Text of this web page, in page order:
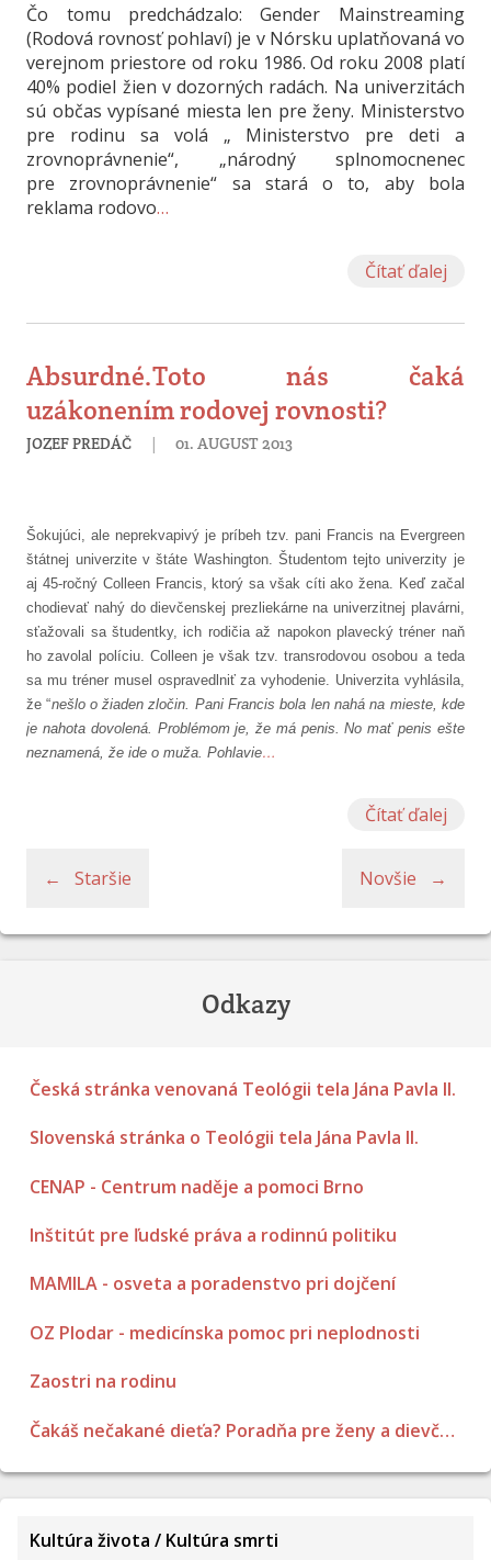
Čo tomu predchádzalo: Gender Mainstreaming
(Rodová rovnosť pohlaví) je v Nórsku uplatňovaná vo
verejnom priestore od roku 1986. Od roku 2008 platí
40% podiel žien v dozorných radách. Na univerzitách
sú občas vypísané miesta len pre ženy. Ministerstvo
pre rodinu sa volá „ Ministerstvo pre deti a
zrovnoprávnenie“, „národný splnomocnenec
pre zrovnoprávnenie“ sa stará o to, aby bola
reklama rodovo…
Čítať ďalej
Absurdné.Toto nás čaká
uzákonením rodovej rovnosti?
JOZEF PREDÁČ |01. AUGUST 2013
Šokujúci, ale neprekvapivý je príbeh tzv. pani Francis na Evergreen
štátnej univerzite v štáte Washington. Študentom tejto univerzity je
aj 45-ročný Colleen Francis, ktorý sa však cíti ako žena. Keď začal
chodievať nahý do dievčenskej prezliekárne na univerzitnej plavárni,
sťažovali sa študentky, ich rodičia až napokon plavecký tréner naň
ho zavolal políciu. Colleen je však tzv. transrodovou osobou a teda
sa mu tréner musel ospravedlniť za vyhodenie. Univerzita vyhlásila,
že “nešlo o žiaden zločin. Pani Francis bola len nahá na mieste, kde
je nahota dovolená. Problémom je, že má penis. No mať penis ešte
neznamená, že ide o muža. Pohlavie…
Čítať ďalej
Novšie →
← Staršie
Odkazy
Česká stránka venovaná Teológii tela Jána Pavla II.
Slovenská stránka o Teológii tela Jána Pavla II.
CENAP - Centrum naděje a pomoci Brno
Inštitút pre ľudské práva a rodinnú politiku
MAMILA - osveta a poradenstvo pri dojčení
OZ Plodar - medicínska pomoc pri neplodnosti
Zaostri na rodinu
Čakáš nečakané dieťa? Poradňa pre ženy a dievčatá
Kultúra života / Kultúra smrti